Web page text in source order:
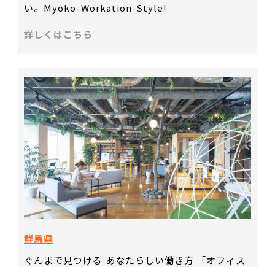
い。Myoko-Workation-Style!
詳しくはこちら
群馬県
ぐんまで見つける あなたらしい働き方 「オフィス